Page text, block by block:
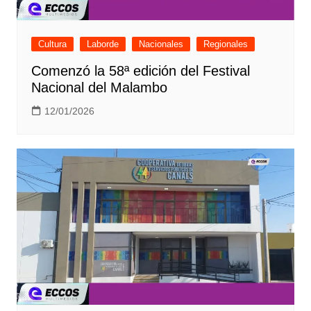
Cultura Laborde Nacionales Regionales
Comenzó la 58ª edición del Festival
Nacional del Malambo
12/01/2026